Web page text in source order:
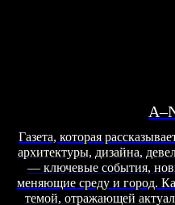
Газета, которая
архитектуры, дизайна,
— ключевые события,
меняющие среду и город.
темой, отражающей